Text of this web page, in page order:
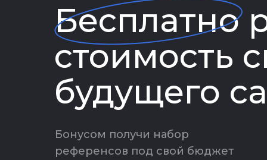
Бесплатно
стоимость
будущего
Бонусом получи набор
референсов под свой бюджет